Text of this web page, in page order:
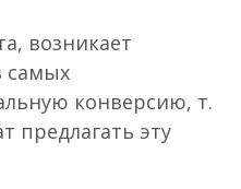
возникает
самых
конверсию, т.
предлагать эту